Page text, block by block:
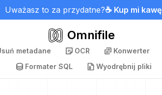
Uważasz to za przydatne?☕ Kup mi kawę
Omnifile
metadane OCR Konwerter
Formater SQL
Wyodrębnij pliki